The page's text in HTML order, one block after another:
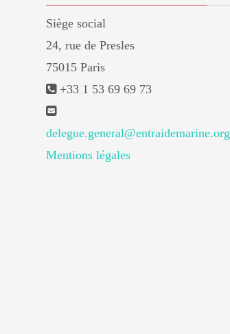
Siège social
24, rue de Presles
75015 Paris
+33 1 53 69 69 73
delegue.general@entraidemarine.org
Mentions légales